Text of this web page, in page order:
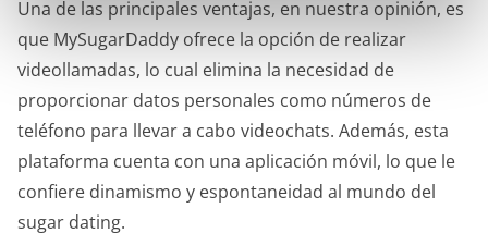
Una de las principales ventajas, en nuestra opinión, es
que MySugarDaddy ofrece la opción de realizar
videollamadas, lo cual elimina la necesidad de
proporcionar datos personales como números de
teléfono para llevar a cabo videochats. Además, esta
plataforma cuenta con una aplicación móvil, lo que le
confiere dinamismo y espontaneidad al mundo del
sugar dating.